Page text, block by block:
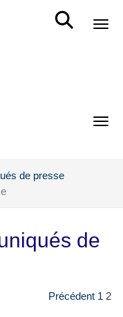
de presse
de
Précédent 1 2